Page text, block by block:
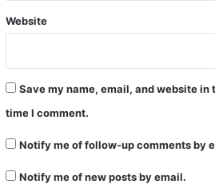
Website
Save my name, email, and website in
time I comment.
Notify me of follow-up comments by
Notify me of new posts by email.